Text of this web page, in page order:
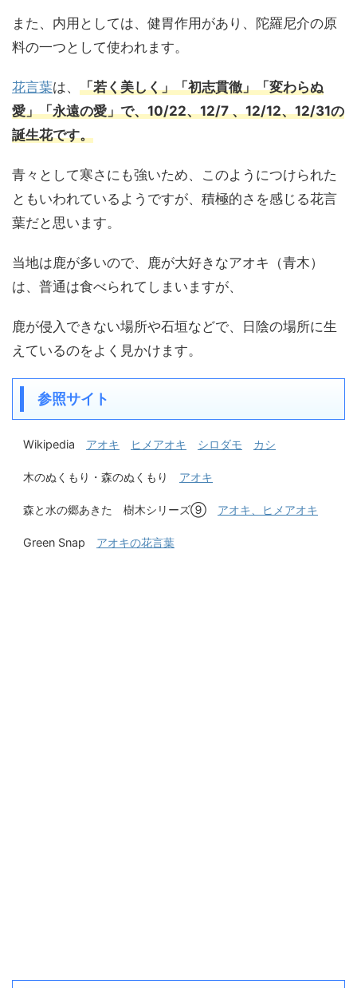
また、内用としては、健胃作用があり、陀羅尼介の原
料の一つとして使われます。
花言葉は、 「若く美しく」「初志貫徹」「変わらぬ
愛」「永遠の愛」で、10/22、12/7 、12/12、12/31の
誕生花です。
青々として寒さにも強いため、このようにつけられた
ともいわれているようですが、積極的さを感じる花言
葉だと思います。
当地は鹿が多いので、鹿が大好きなアオキ（青木）
は、普通は食べられてしまいますが、
鹿が侵入できない場所や石垣などで、日陰の場所に生
えているのをよく見かけます。
参照サイト
Wikipedia アオキ ヒメアオキ シロダモ カシ
木のぬくもり・森のぬくもり アオキ
森と水の郷あきた 樹木シリーズ⑨ アオキ、ヒメアオキ
Green Snap アオキの花言葉